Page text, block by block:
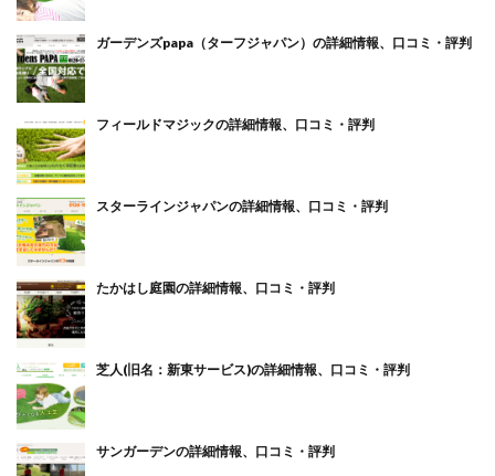
ガーデンズpapa（ターフジャパン）の詳細情報、口コミ・評判
フィールドマジックの詳細情報、口コミ・評判
スターラインジャパンの詳細情報、口コミ・評判
たかはし庭園の詳細情報、口コミ・評判
芝人(旧名：新東サービス)の詳細情報、口コミ・評判
サンガーデンの詳細情報、口コミ・評判